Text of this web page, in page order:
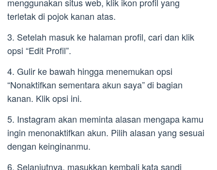
terletak di pojok kanan atas.
3. Setelah masuk ke halaman profil, cari dan klik
opsi “Edit Profil”.
4. Gulir ke bawah hingga menemukan opsi
“Nonaktifkan sementara akun saya” di bagian
kanan. Klik opsi ini.
5. Instagram akan meminta alasan mengapa kamu
ingin menonaktifkan akun. Pilih alasan yang sesuai
dengan keinginanmu.
6. Selanjutnya, masukkan kembali kata sandi